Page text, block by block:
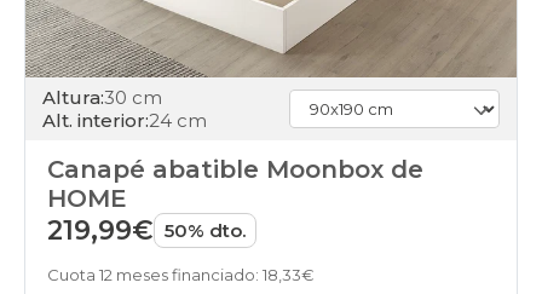
Altura:30 cm
Alt. interior:24 cm
Canapé abatible Moonbox de
HOME
219,99€ 50% dto.
Cuota 12 meses financiado: 18,33€